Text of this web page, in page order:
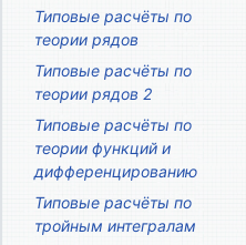
Типовые расчёты по
теории рядов
Типовые расчёты по
теории рядов 2
Типовые расчёты по
теории функций и
дифференцированию
Типовые расчёты по
тройным интегралам